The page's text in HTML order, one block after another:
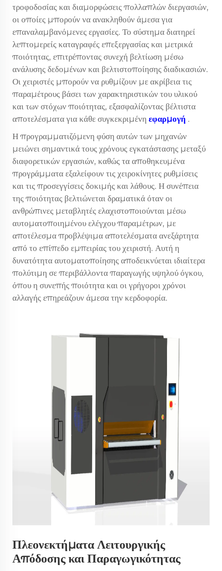
τροφοδοσίας και διαμορφώσεις πολλαπλών διεργασιών,
οι οποίες μπορούν να ανακληθούν άμεσα για
επαναλαμβανόμενες εργασίες. Το σύστημα διατηρεί
λεπτομερείς καταγραφές επεξεργασίας και μετρικά
ποιότητας, επιτρέποντας συνεχή βελτίωση μέσω
ανάλυσης δεδομένων και βελτιστοποίησης διαδικασιών.
Οι χειριστές μπορούν να ρυθμίζουν με ακρίβεια τις
παραμέτρους βάσει των χαρακτηριστικών του υλικού
και των στόχων ποιότητας, εξασφαλίζοντας βέλτιστα
αποτελέσματα για κάθε συγκεκριμένη εφαρμογή .
Η προγραμματιζόμενη φύση αυτών των μηχανών
μειώνει σημαντικά τους χρόνους εγκατάστασης μεταξύ
διαφορετικών εργασιών, καθώς τα αποθηκευμένα
προγράμματα εξαλείφουν τις χειροκίνητες ρυθμίσεις
και τις προσεγγίσεις δοκιμής και λάθους. Η συνέπεια
της ποιότητας βελτιώνεται δραματικά όταν οι
ανθρώπινες μεταβλητές ελαχιστοποιούνται μέσω
αυτοματοποιημένου ελέγχου παραμέτρων, με
αποτέλεσμα προβλέψιμα αποτελέσματα ανεξάρτητα
από το επίπεδο εμπειρίας του χειριστή. Αυτή η
δυνατότητα αυτοματοποίησης αποδεικνύεται ιδιαίτερα
πολύτιμη σε περιβάλλοντα παραγωγής υψηλού όγκου,
όπου η συνεπής ποιότητα και οι γρήγοροι χρόνοι
αλλαγής επηρεάζουν άμεσα την κερδοφορία.
Πλεονεκτήματα Λειτουργικής
Απόδοσης και Παραγωγικότητας